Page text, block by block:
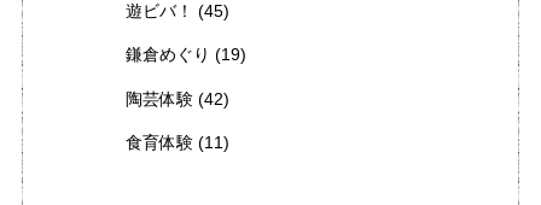
遊ビバ！ (45)
鎌倉めぐり (19)
陶芸体験(42)
食育体験(11)